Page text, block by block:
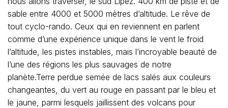
sable entre 4000 et 5000 mètres d’altitude. Le rêve de
tout cyclo-rando. Ceux qui en reviennent en parlent
comme d’une expérience unique dans le vent le froid
l’altitude, les pistes instables, mais l’incroyable beauté de
l’une des régions les plus sauvages de notre
planète.Terre perdue semée de lacs salés aux couleurs
changeantes, du vert au rouge en passant par le bleu et
le jaune, parmi lesquels jaillissent des volcans pour